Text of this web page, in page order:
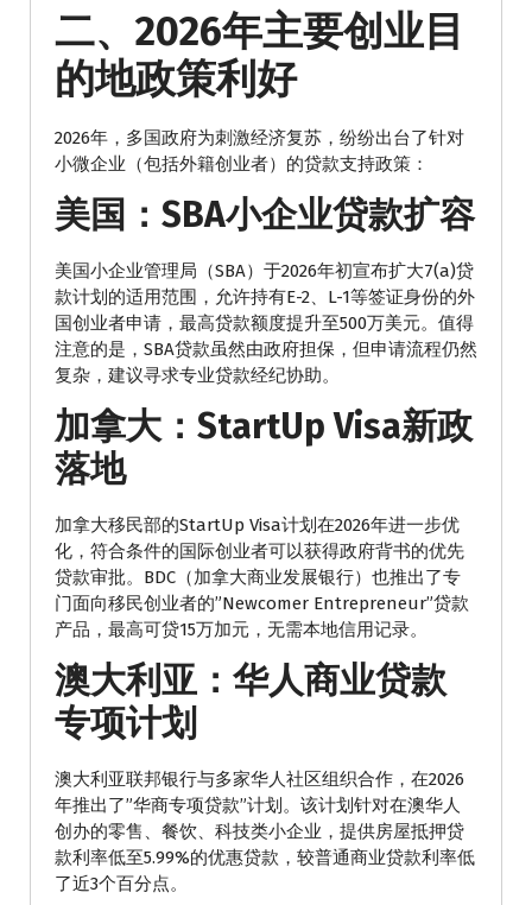
二、2026年主要创业目
的地政策利好
2026年，多国政府为刺激经济复苏，纷纷出台了针对
小微企业（包括外籍创业者）的贷款支持政策：
美国：SBA小企业贷款扩容
美国小企业管理局（SBA）于2026年初宣布扩大7(a)贷
款计划的适用范围，允许持有E-2、L-1等签证身份的外
国创业者申请，最高贷款额度提升至500万美元。值得
注意的是，SBA贷款虽然由政府担保，但申请流程仍然
复杂，建议寻求专业贷款经纪协助。
加拿大：StartUp Visa新政
落地
加拿大移民部的StartUp Visa计划在2026年进一步优
化，符合条件的国际创业者可以获得政府背书的优先
贷款审批。BDC（加拿大商业发展银行）也推出了专
门面向移民创业者的”Newcomer Entrepreneur”贷款
产品，最高可贷15万加元，无需本地信用记录。
澳大利亚：华人商业贷款
专项计划
澳大利亚联邦银行与多家华人社区组织合作，在2026
年推出了”华商专项贷款”计划。该计划针对在澳华人
创办的零售、餐饮、科技类小企业，提供房屋抵押贷
款利率低至5.99%的优惠贷款，较普通商业贷款利率低
了近3个百分点。